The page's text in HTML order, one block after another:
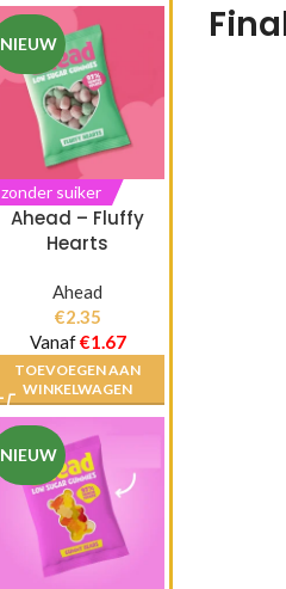
NIEUW
zonder suiker
Ahead – Fluffy
Hearts
Ahead
€2.35
Vanaf€1.67
TOEVOEGEN AAN
WINKELWAGEN
NIEUW